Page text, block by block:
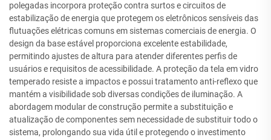
polegadas incorpora proteção contra surtos e circuitos de
estabilização de energia que protegem os eletrônicos sensíveis das
flutuações elétricas comuns em sistemas comerciais de energia. O
design da base estável proporciona excelente estabilidade,
permitindo ajustes de altura para atender diferentes perfis de
usuários e requisitos de acessibilidade. A proteção da tela em vidro
temperado resiste a impactos e possui tratamento anti-reflexo que
mantém a visibilidade sob diversas condições de iluminação. A
abordagem modular de construção permite a substituição e
atualização de componentes sem necessidade de substituir todo o
sistema, prolongando sua vida útil e protegendo o investimento